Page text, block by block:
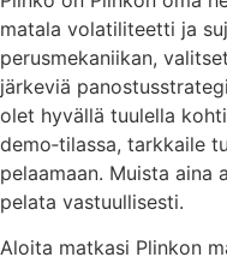
matala volatiliteetti ja
perusmekaniikan,
järkeviä
olet hyvällä tuulella
demo‑tilassa, tarkkaile
pelaamaan. Muista aina
pelata vastuullisesti.
Aloita matkasi Plinkon